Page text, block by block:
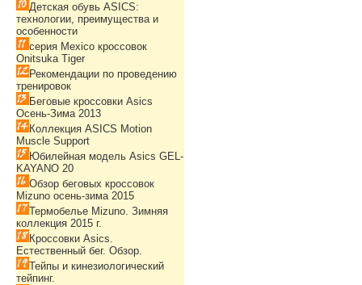
Детская обувь ASICS:
технологии, преимущества и
особенности
серия Mexico кроссовок
Onitsuka Tiger
Рекомендации по проведению
тренировок
Беговые кроссовки Asics
Осень-Зима 2013
Коллекция ASICS Motion
Muscle Support
Юбилейная модель Asics GEL-
KAYANO 20
Обзор беговых кроссовок
Mizuno осень-зима 2015
Термобелье Mizuno. Зимняя
коллекция 2015 г.
Кроссовки Asics.
Естественный бег. Обзор.
Тейпы и кинезиологический
тейпинг.